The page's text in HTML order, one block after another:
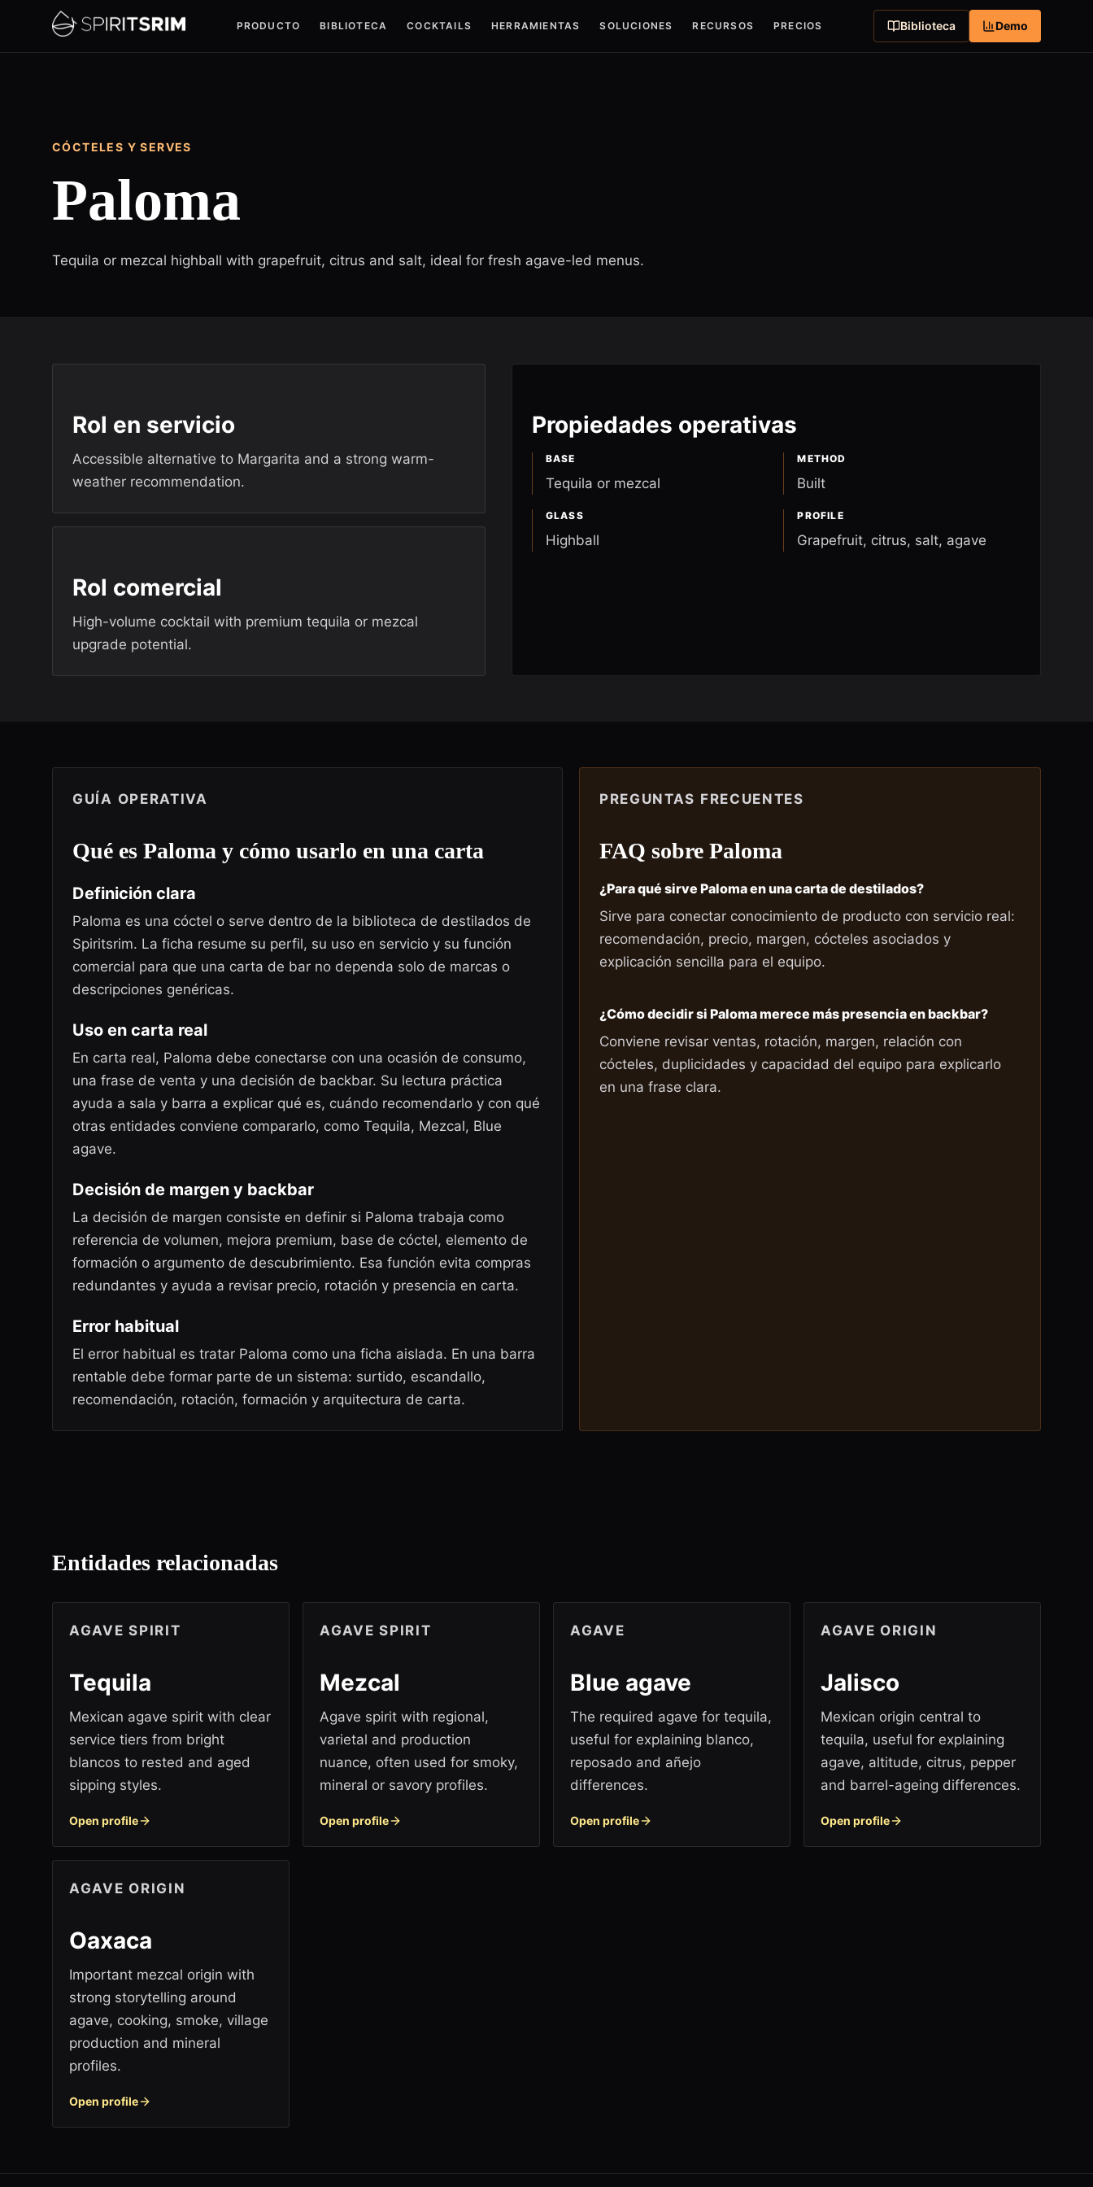
PRODUCTO BIBLIOTECA COCKTAILS HERRAMIENTAS SOLUCIONES RECURSOS PRECIOS Biblioteca Demo
CÓCTELES Y SERVES
Paloma
Tequila or mezcal highball with grapefruit, citrus and salt, ideal for fresh agave-led menus.
Rol en servicio
Accessible alternative to Margarita and a strong warm-
weather recommendation.
Rol comercial
High-volume cocktail with premium tequila or mezcal
upgrade potential.
Propiedades operativas
BASE
Tequila or mezcal
METHOD
Built
GLASS
Highball
PROFILE
Grapefruit, citrus, salt, agave
GUÍA OPERATIVA
Qué es Paloma y cómo usarlo en una carta
Definición clara
Paloma es una cóctel o serve dentro de la biblioteca de destilados de
Spiritsrim. La ficha resume su perfil, su uso en servicio y su función
comercial para que una carta de bar no dependa solo de marcas o
descripciones genéricas.
Uso en carta real
En carta real, Paloma debe conectarse con una ocasión de consumo,
una frase de venta y una decisión de backbar. Su lectura práctica
ayuda a sala y barra a explicar qué es, cuándo recomendarlo y con qué
otras entidades conviene compararlo, como Tequila, Mezcal, Blue
agave.
Decisión de margen y backbar
La decisión de margen consiste en definir si Paloma trabaja como
referencia de volumen, mejora premium, base de cóctel, elemento de
formación o argumento de descubrimiento. Esa función evita compras
redundantes y ayuda a revisar precio, rotación y presencia en carta.
Error habitual
El error habitual es tratar Paloma como una ficha aislada. En una barra
rentable debe formar parte de un sistema: surtido, escandallo,
recomendación, rotación, formación y arquitectura de carta.
PREGUNTAS FRECUENTES
FAQ sobre Paloma
¿Para qué sirve Paloma en una carta de destilados?
Sirve para conectar conocimiento de producto con servicio real:
recomendación, precio, margen, cócteles asociados y
explicación sencilla para el equipo.
¿Cómo decidir si Paloma merece más presencia en backbar?
Conviene revisar ventas, rotación, margen, relación con
cócteles, duplicidades y capacidad del equipo para explicarlo
en una frase clara.
Entidades relacionadas
AGAVE SPIRIT
Tequila
Mexican agave spirit with clear
service tiers from bright
blancos to rested and aged
sipping styles.
Open profile
AGAVE SPIRIT
Mezcal
Agave spirit with regional,
varietal and production
nuance, often used for smoky,
mineral or savory profiles.
Open profile
AGAVE
Blue agave
The required agave for tequila,
useful for explaining blanco,
reposado and añejo
differences.
Open profile
AGAVE ORIGIN
Jalisco
Mexican origin central to
tequila, useful for explaining
agave, altitude, citrus, pepper
and barrel-ageing differences.
Open profile
AGAVE ORIGIN
Oaxaca
Important mezcal origin with
strong storytelling around
agave, cooking, smoke, village
production and mineral
profiles.
Open profile